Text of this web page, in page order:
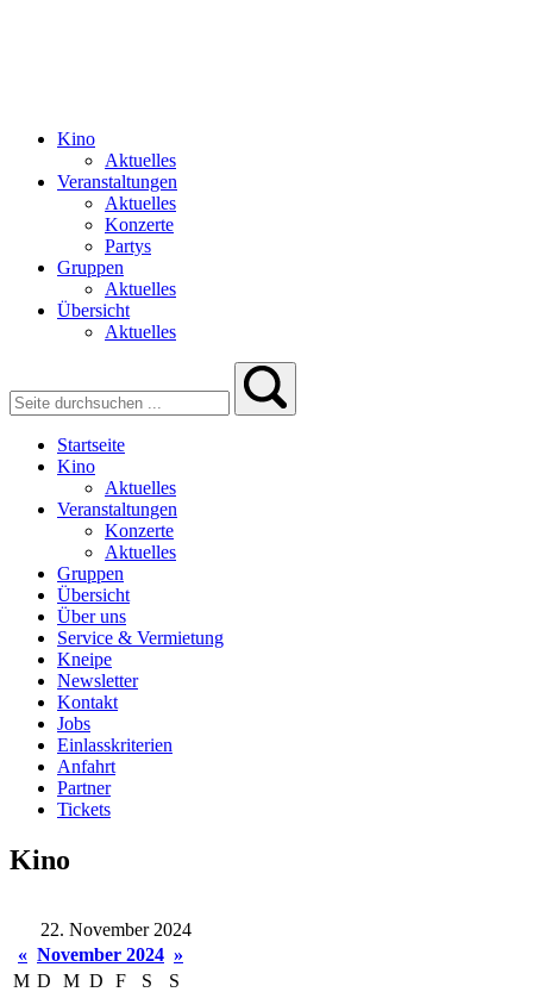
Kino
Aktuelles
Veranstaltungen
Aktuelles
Konzerte
Partys
Gruppen
Aktuelles
Übersicht
Aktuelles
Startseite
Kino
Aktuelles
Veranstaltungen
Konzerte
Aktuelles
Gruppen
Übersicht
Über uns
Service & Vermietung
Kneipe
Newsletter
Kontakt
Jobs
Einlasskriterien
Anfahrt
Partner
Tickets
Kino
22. November 2024
« November 2024 »
M D M D F S
S